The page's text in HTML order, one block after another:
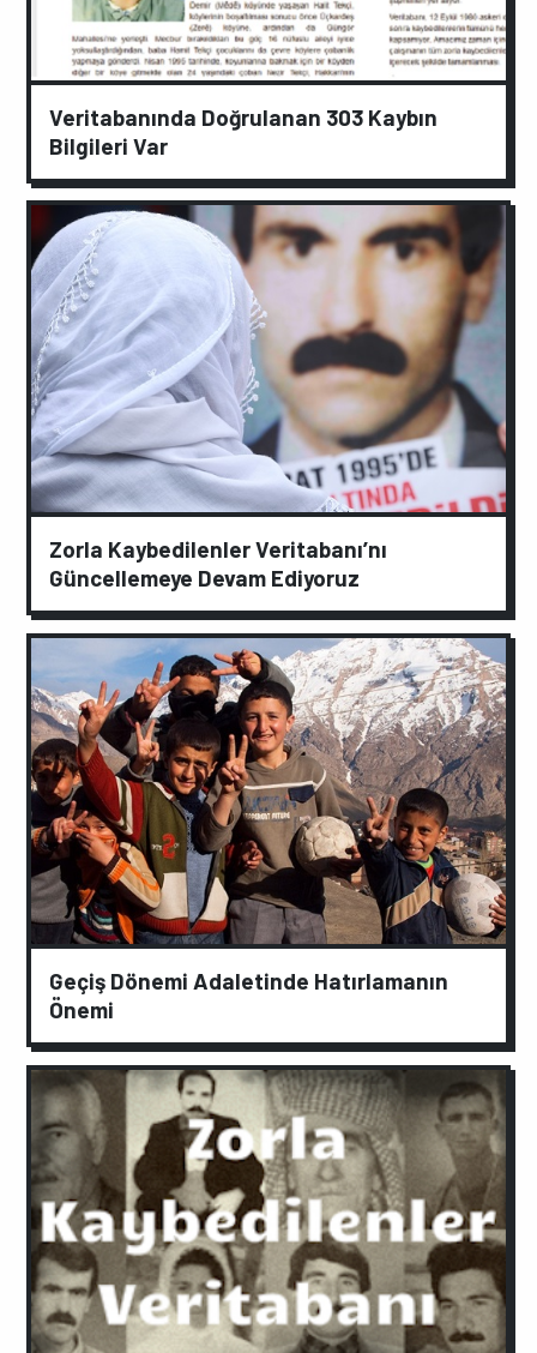
Veritabanında Doğrulanan 303 Kaybın
Bilgileri Var
Zorla Kaybedilenler Veritabanı’nı
Güncellemeye Devam Ediyoruz
Geçiş Dönemi Adaletinde Hatırlamanın
Önemi